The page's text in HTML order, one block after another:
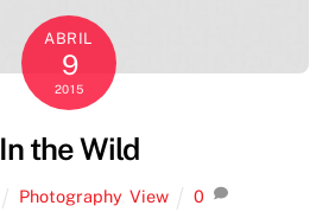
ABRIL
9
2015
In the Wild
Photography,View 0